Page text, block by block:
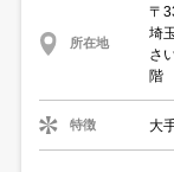
所在地
〒
埼
さ
階
特徴 大